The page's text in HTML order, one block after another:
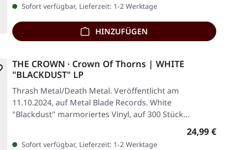
Sofort verfügbar, Lieferzeit: 1-2 Werktage
HINZUFÜGEN
THE CROWN · Crown Of Thorns | WHITE
"BLACKDUST" LP
Thrash Metal/Death Metal. Veröffentlicht am
11.10.2024, auf Metal Blade Records. White
"Blackdust" marmoriertes Vinyl, auf 300 Stück
Regulärer
24,99 €
Sofort verfügbar, Lieferzeit: 1-2 Werktage